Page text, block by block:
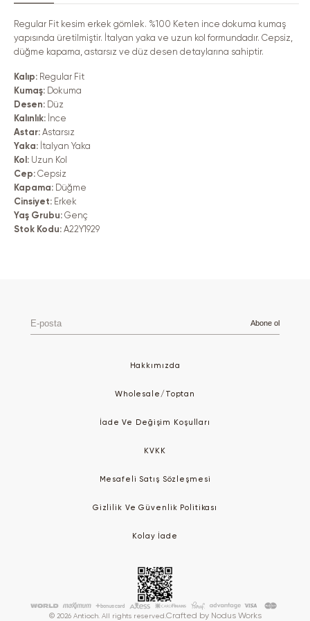
Gömlek
adedi
azaltın
Gömlek
adedi
Regular Fit kesim erkek gömlek. %100 Keten ince dokuma kumaş
yapısında üretilmiştir. İtalyan yaka ve uzun kol formundadır. Cepsiz,
düğme kapama, astarsız ve düz desen detaylarına sahiptir.
Kalıp: Regular Fit
Kumaş:
Dokuma
Desen:
Düz
Kalınlık: İnce
Astar: Astarsız
Yaka: İtalyan Yaka
Kol: Uzun Kol
Cep: Cepsiz
Kapama:
Düğme
Cinsiyet: Erkek
Yaş Grubu: Genç
Stok Kodu: A22Y1929
E-
posta
Abone ol
Hakkımızda
Wholesale/Toptan
İade Ve Değişim Koşulları
KVKK
Mesafeli Satış Sözleşmesi
Gizlilik Ve Güvenlik Politikası
Kolay İade
© 2026 Antioch. All rights reserved. Crafted by Nodus Works